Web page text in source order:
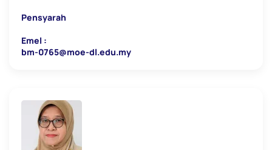
Pensyarah
Emel :
bm-0765@moe-dl.edu.my